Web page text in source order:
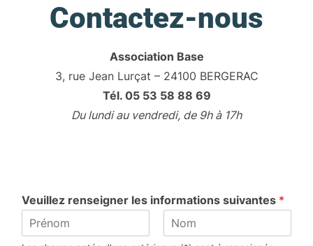
Contactez-nous
Association Base
3, rue Jean Lurçat – 24100 BERGERAC
Tél. 05 53 58 88 69
Du lundi au vendredi, de 9h à 17h
Veuillez renseigner les informations suivantes *